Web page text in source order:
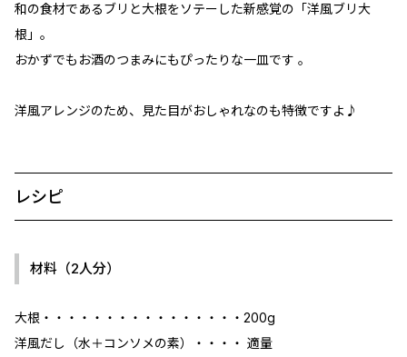
和の食材であるブリと大根をソテーした新感覚の「洋風ブリ大
根」。
おかずでもお酒のつまみにもぴったりな一皿です 。
洋風アレンジのため、見た目がおしゃれなのも特徴ですよ♪
レシピ
材料（2人分）
大根・・・・・・・・・・・・・・・・200g
洋風だし（水＋コンソメの素）・・・・ 適量